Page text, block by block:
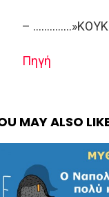
–
Πηγή
MAY ALSO